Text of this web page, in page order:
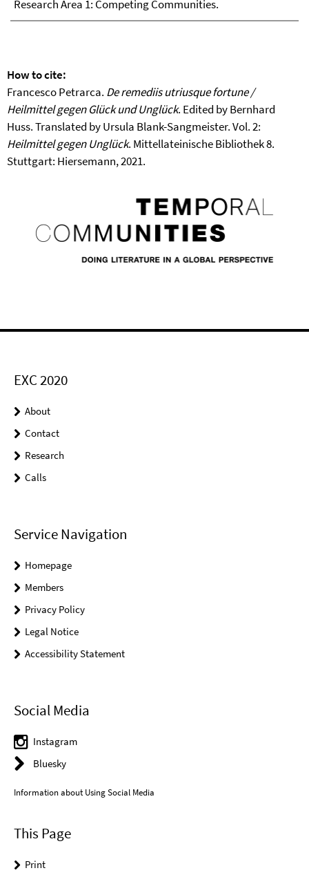
Research Area 1: Competing Communities.
How to cite:
Francesco Petrarca. De remediis utriusque fortune /
Heilmittel gegen Glück und Unglück. Edited by Bernhard
Huss. Translated by Ursula Blank-Sangmeister. Vol. 2:
Heilmittel gegen Unglück. Mittellateinische Bibliothek 8.
Stuttgart: Hiersemann, 2021.
EXC 2020
About
Contact
Research
Calls
Service Navigation
Homepage
Members
Privacy Policy
Legal Notice
Accessibility Statement
Social Media
Instagram
Bluesky
Information about Using Social Media
This Page
Print